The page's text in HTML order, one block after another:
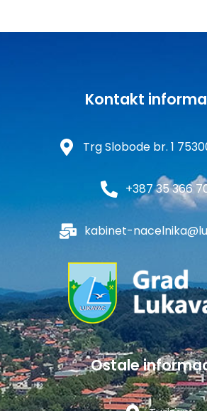
Kontakt
Trg Slobode br. 1
+387 35 366
kabinet-
Ostale